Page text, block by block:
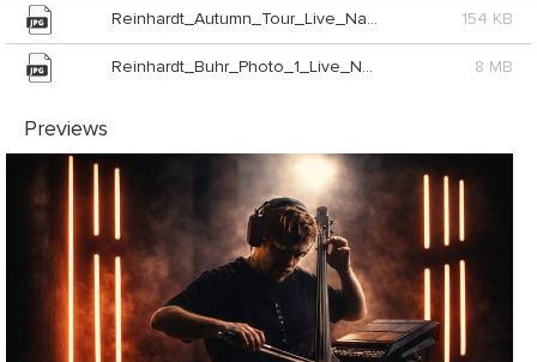
Reinhardt_Autumn_Tour_Live_Nation_GmbH (JPG) 154 KB
Reinhardt_Buhr_Photo_1_Live_Nation_GmbH (JPG) 8 MB
Previews